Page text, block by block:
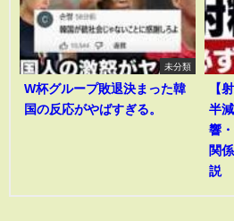
未分類
W杯グループ敗退決まった韓
国の反応がやばすぎる。
【
半
響
関
説